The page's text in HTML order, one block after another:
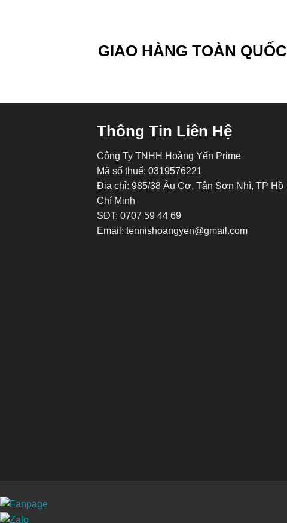
GIAO HÀNG TOÀN QUỐC
Thông Tin Liên Hệ
Công Ty TNHH Hoàng Yến Prime
Mã số thuế: 0319576221
Địa chỉ: 985/38 Âu Cơ, Tân Sơn Nhì, TP Hồ
Chí Minh
SĐT: 0707 59 44 69
Email: tennishoangyen@gmail.com